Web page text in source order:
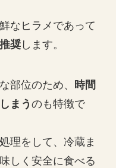
なヒラメであって
奨します。
部位のため、
時間
まうのも特徴で
理をして、冷蔵ま
しく安全に食べる